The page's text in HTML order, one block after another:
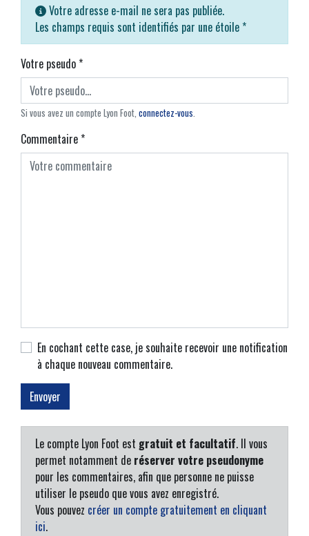
Votre adresse e-mail ne sera pas publiée.
Les champs requis sont identifiés par une étoile *
Votre pseudo*
Si vous avez un compte Lyon Foot, connectez-vous.
Commentaire*
En cochant cette case, je souhaite recevoir une notification
à chaque nouveau commentaire.
Le compte Lyon Foot est gratuit et facultatif. Il vous
permet notamment de réserver votre pseudonyme
pour les commentaires, afin que personne ne puisse
utiliser le pseudo que vous avez enregistré.
Vous pouvez créer un compte gratuitement en cliquant
ici.